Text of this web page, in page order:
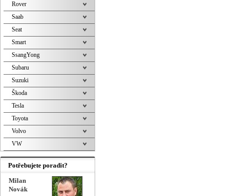
Rover
Saab
Seat
Smart
SsangYong
Subaru
Suzuki
Škoda
Tesla
Toyota
Volvo
VW
Potřebujete poradit?
Milan
Novák